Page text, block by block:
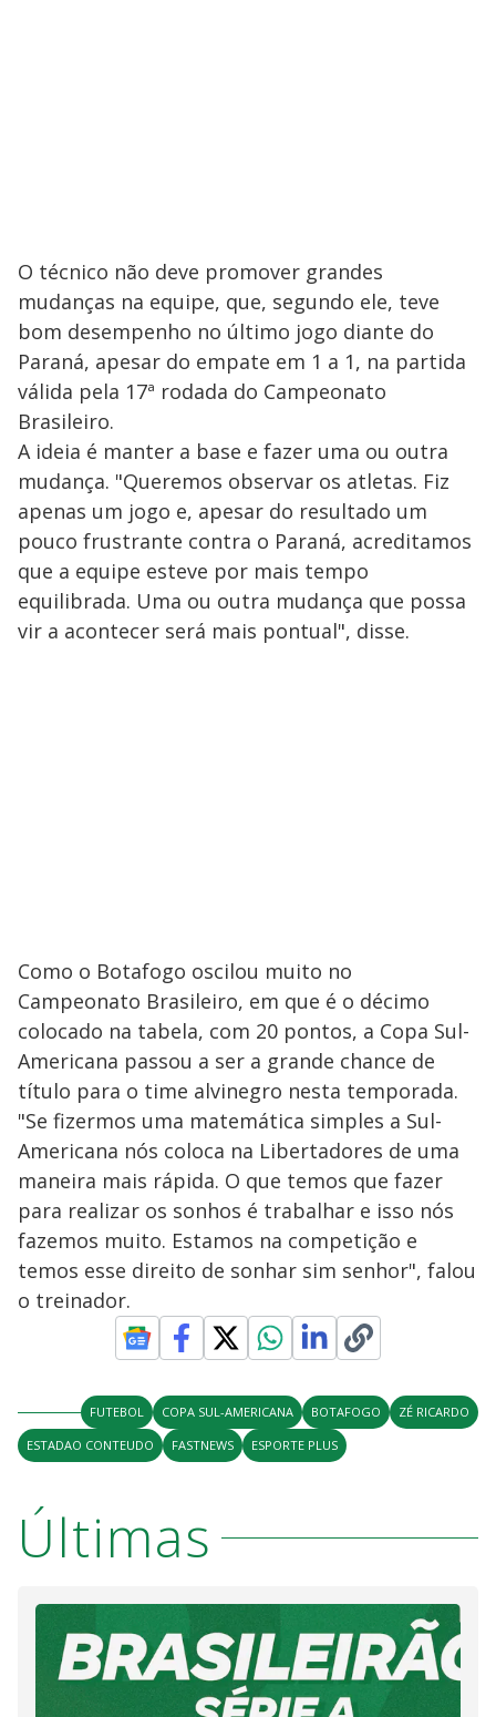
O técnico não deve promover grandes
mudanças na equipe, que, segundo ele, teve
bom desempenho no último jogo diante do
Paraná, apesar do empate em 1 a 1, na partida
válida pela 17ª rodada do Campeonato
Brasileiro.
A ideia é manter a base e fazer uma ou outra
mudança. "Queremos observar os atletas. Fiz
apenas um jogo e, apesar do resultado um
pouco frustrante contra o Paraná, acreditamos
que a equipe esteve por mais tempo
equilibrada. Uma ou outra mudança que possa
vir a acontecer será mais pontual", disse.
Como o Botafogo oscilou muito no
Campeonato Brasileiro, em que é o décimo
colocado na tabela, com 20 pontos, a Copa Sul-
Americana passou a ser a grande chance de
título para o time alvinegro nesta temporada.
"Se fizermos uma matemática simples a Sul-
Americana nós coloca na Libertadores de uma
maneira mais rápida. O que temos que fazer
para realizar os sonhos é trabalhar e isso nós
fazemos muito. Estamos na competição e
temos esse direito de sonhar sim senhor", falou
o treinador.
FUTEBOL COPA SUL-AMERICANA BOTAFOGO
ZÉ RICARDO
ESTADAO CONTEUDO
FASTNEWS ESPORTE PLUS
Últimas